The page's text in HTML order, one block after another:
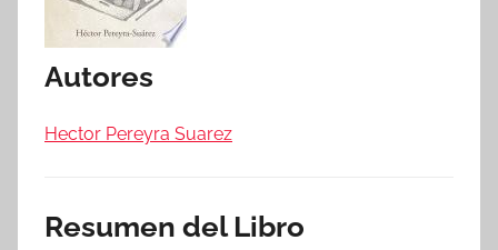
Autores
Hector Pereyra Suarez
Resumen del Libro